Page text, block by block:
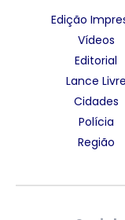
Edição
Vídeos
Editorial
Lance Livre
Cidades
Polícia
Região